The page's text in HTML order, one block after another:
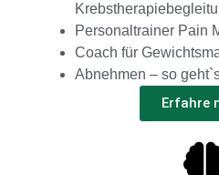
Personaltrainer Pain
Coach für
Abnehmen – so
Erfahre